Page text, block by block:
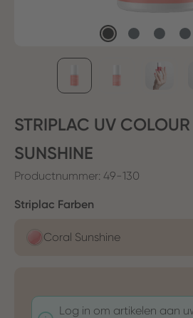
STRIPLAC UV
SUNSHINE
Productnummer: 49-130
Selecteer
Striplac Farben
Coral Sunshine
Log in om artikelen aan